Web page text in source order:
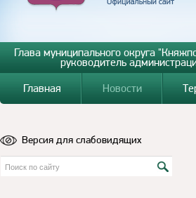
Глава муниципального округа
руководитель
Главная
Новости
Версия для слабовидящих